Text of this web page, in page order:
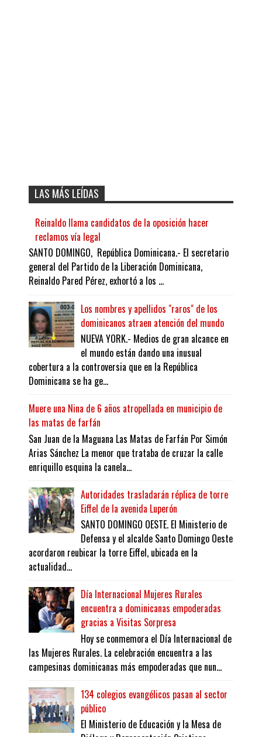
LAS MÁS LEÍDAS
Reinaldo llama candidatos de la oposición hacer
reclamos vía legal
SANTO DOMINGO, República Dominicana.- El secretario
general del Partido de la Liberación Dominicana,
Reinaldo Pared Pérez, exhortó a los ...
Los nombres y apellidos "raros" de los
dominicanos atraen atención del mundo
NUEVA YORK.- Medios de gran alcance en
el mundo están dando una inusual
cobertura a la controversia que en la República
Dominicana se ha ge...
Muere una Nina de 6 años atropellada en municipio de
las matas de farfán
San Juan de la Maguana Las Matas de Farfán Por Simón
Arias Sánchez La menor que trataba de cruzar la calle
enriquillo esquina la canela...
Autoridades trasladarán réplica de torre
Eiffel de la avenida Luperón
SANTO DOMINGO OESTE. El Ministerio de
Defensa y el alcalde Santo Domingo Oeste
acordaron reubicar la torre Eiffel, ubicada en la
actualidad...
Día Internacional Mujeres Rurales
encuentra a dominicanas empoderadas
gracias a Visitas Sorpresa
Hoy se conmemora el Día Internacional de
las Mujeres Rurales. La celebración encuentra a las
campesinas dominicanas más empoderadas que nun...
134 colegios evangélicos pasan al sector
público
El Ministerio de Educación y la Mesa de